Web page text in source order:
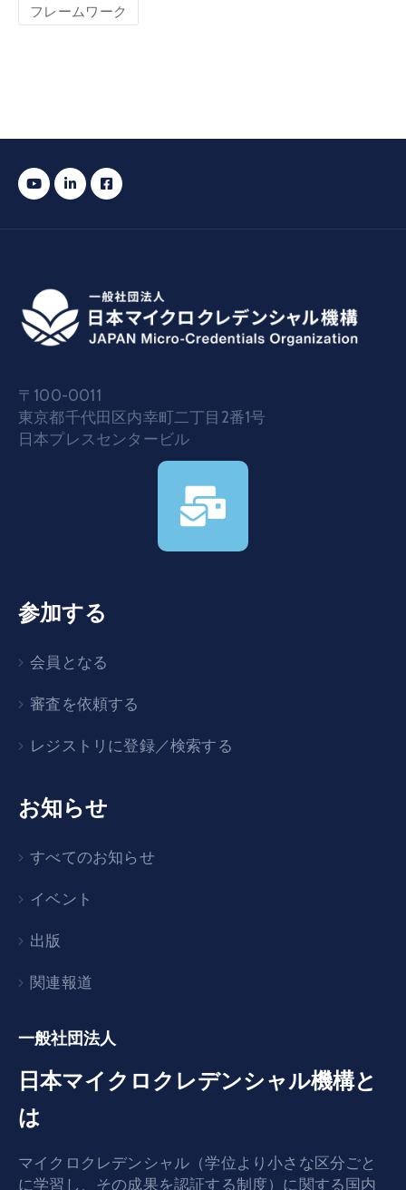
フレームワーク
〒100-0011
東京都千代田区内幸町二丁目2番1号
日本プレスセンタービル
参加する
会員となる
審査を依頼する
レジストリに登録／検索する
お知らせ
すべてのお知らせ
イベント
出版
関連報道
一般社団法人
日本マイクロクレデンシャル機構と
は
マイクロクレデンシャル（学位より小さな区分ごと
に学習し、その成果を認証する制度）に関する国内